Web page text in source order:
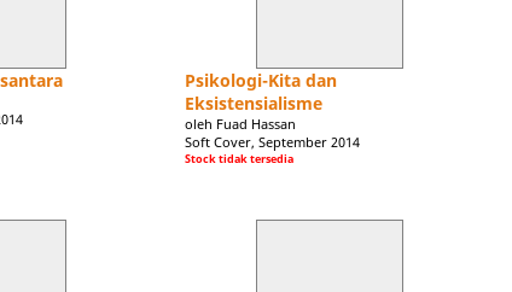
Psikologi-Kita dan
Eksistensialisme
oleh Fuad Hassan
Soft Cover, September 2014
Stock tidak tersedia